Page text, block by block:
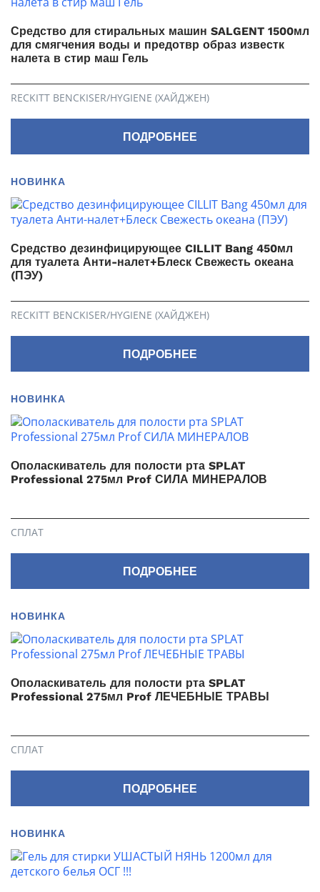
Средство для стиральных машин SALGENT 1500мл
для смягчения воды и предотвр образ известк
налета в стир маш Гель
RECKITT BENCKISER/HYGIENE (ХАЙДЖЕН)
ПОДРОБНЕЕ
НОВИНКА
Средство дезинфицирующее CILLIT Bang 450мл
для туалета Анти-налет+Блеск Свежесть океана
(ПЭУ)
RECKITT BENCKISER/HYGIENE (ХАЙДЖЕН)
ПОДРОБНЕЕ
НОВИНКА
Ополаскиватель для полости рта SPLAT
Professional 275мл Prof СИЛА МИНЕРАЛОВ
СПЛАТ
ПОДРОБНЕЕ
НОВИНКА
Ополаскиватель для полости рта SPLAT
Professional 275мл Prof ЛЕЧЕБНЫЕ ТРАВЫ
СПЛАТ
ПОДРОБНЕЕ
НОВИНКА